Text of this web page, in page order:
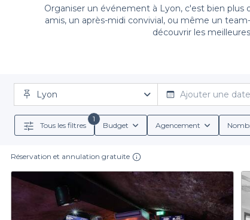
Organiser un événement à Lyon, c'est bien
amis, un après-midi convivial, ou même un
découvrir les
Avec Privateaser, réserver un espace à Lyon
Que vous souhaitiez organiser un tournoi
faut. Vous pouvez comparer les différentes
En choisissant Privateaser, vous ne faites
l'organisation d’un groupe avec menus
établissements à Lyon vous permettront de
Lyon Ajouter une date
Tous les filtres
1
Budget Agencement
Réservation et annulation gratuite